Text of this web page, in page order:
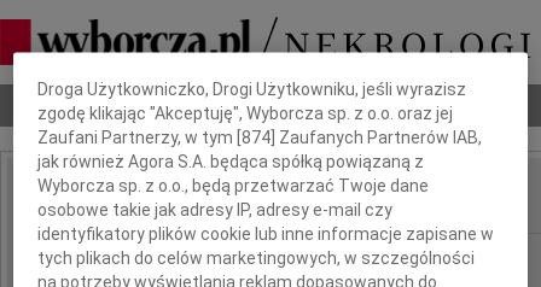
Nekrologi Odeszli Poradnik pogrzebowy
IMIĘ I NAZWISKO:
REGION: Szczecin
Dbamy o Twoją prywatność
Droga Użytkowniczko, Drogi Użytkowniku, jeśli wyrazisz
zgodę klikając "Akceptuję", Wyborcza sp. z o.o. oraz jej
Zaufani Partnerzy, w tym [874 ] Zaufanych Partnerów IAB,
jak również Agora S.A. będąca spółką powiązaną z
Wyborcza sp. z o.o., będą przetwarzać Twoje dane
osobowe takie jak adresy IP, adresy e-mail czy
identyfikatory plików cookie lub inne informacje zapisane w
tych plikach do celów marketingowych, w szczególności
na potrzeby wyświetlania reklam dopasowanych do